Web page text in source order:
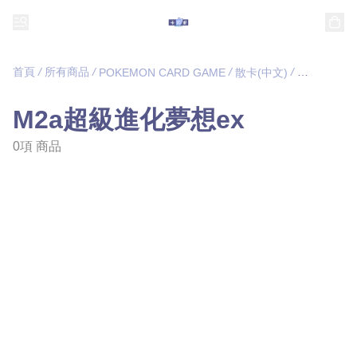
首頁 / 所有商品 / POKEMON CARD GAME / 散卡(中文) / M2a超級進
M2a超級進化夢想ex
0項 商品